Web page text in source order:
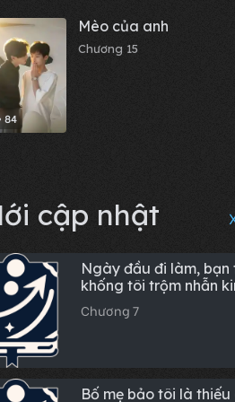
84
Mèo của anh
Chương 15
cập nhật
Ngày đầu đi làm, bạn
khống tôi trộm nhẫn
cương, tôi đòi báo
nó liền hoảng loạn
Chương 7
Bố mẹ bảo tôi là thiếu